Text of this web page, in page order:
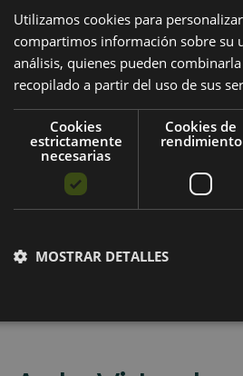
Utilizamos cookies para
compartimos información sobre su
análisis, quienes pueden
recopilado a partir del uso de sus
Cookies
estrictamente
necesarias
Cookies de
rendimiento
MOSTRAR DETALLES